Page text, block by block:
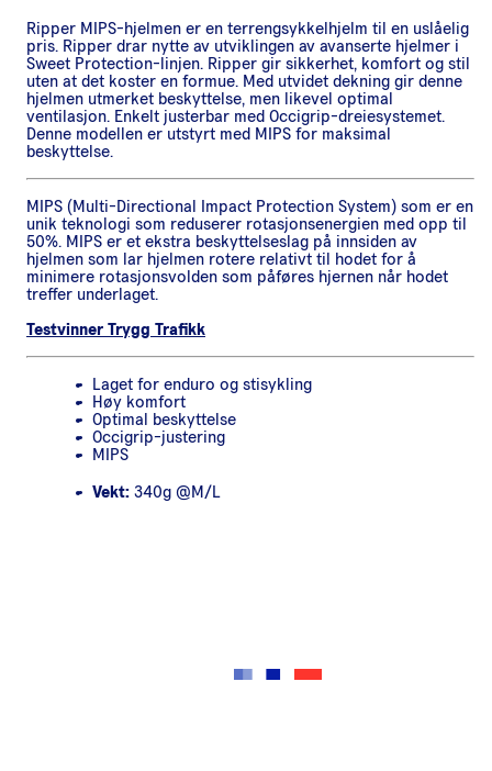
Ripper MIPS-hjelmen er en terrengsykkelhjelm til en uslåelig
pris. Ripper drar nytte av utviklingen av avanserte hjelmer i
Sweet Protection-linjen. Ripper gir sikkerhet, komfort og stil
uten at det koster en formue. Med utvidet dekning gir denne
hjelmen utmerket beskyttelse, men likevel optimal
ventilasjon. Enkelt justerbar med Occigrip-dreiesystemet.
Denne modellen er utstyrt med MIPS for maksimal
beskyttelse.
MIPS (Multi-Directional Impact Protection System) som er en
unik teknologi som reduserer rotasjonsenergien med opp til
50%. MIPS er et ekstra beskyttelseslag på innsiden av
hjelmen som lar hjelmen rotere relativt til hodet for å
minimere rotasjonsvolden som påføres hjernen når hodet
treffer underlaget.
Testvinner Trygg Trafikk
Laget for enduro og stisykling
Høy komfort
Optimal beskyttelse
Occigrip-justering
MIPS
Vekt: 340g @M/L